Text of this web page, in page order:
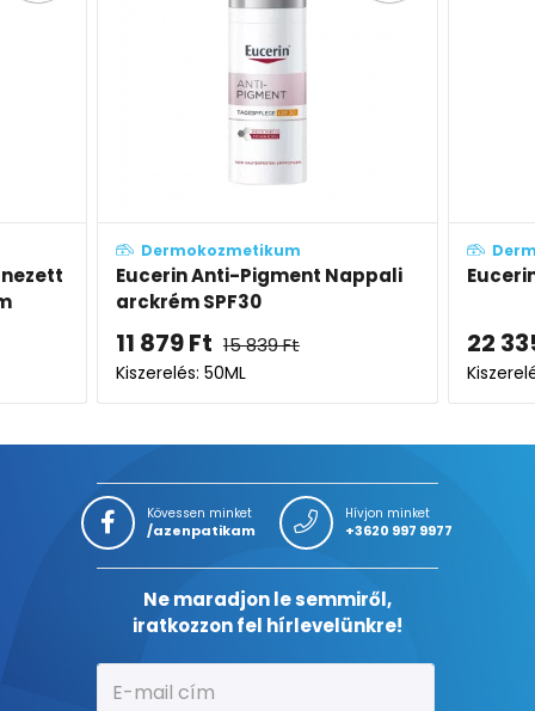
Dermokozmetikum
Eucerin Anti-Pigment csomag
22 335Ft
Kiszerelés: 2X50ML
11
Kövessen minket
/azenpatikam
Hívjon minket
+3620 997 9977
Ne maradjon le semmiről,
iratkozzon fel hírlevelünkre!